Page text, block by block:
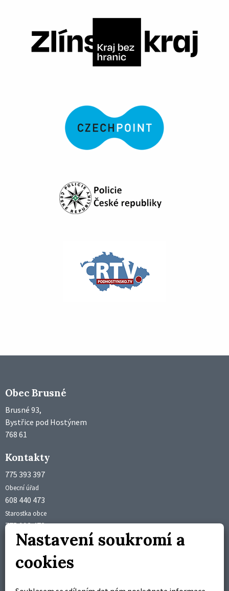
Obec Brusné
Brusné 93,
Bystřice pod Hostýnem
768 61
Kontakty
775 393 397
Obecní úřad
608 440 473
Starostka obce
775 992 473
Účetní obce
starosta@brusne.cz
Úřední hodiny
Nastavení soukromí a
cookies